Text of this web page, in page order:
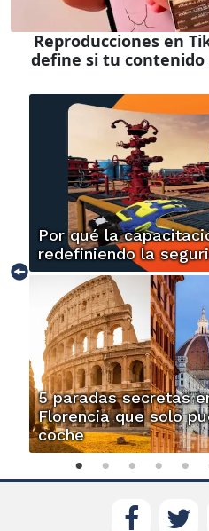
Reproducciones en
define si tu contenido
Por qué la
redefiniendo la
5 paradas secretas
Florencia que solo
coche